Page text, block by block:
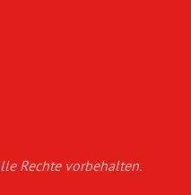
Rechte vorbehalten.